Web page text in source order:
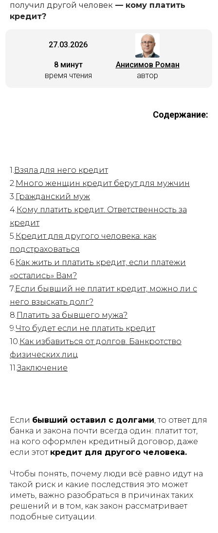
получил другой человек — кому платить
кредит?
8 минут
27.03.2026
время чтения автор
Анисимов Роман
Содержание:
1. Взяла для него кредит
2.Много женщин кредит берут для мужчин
3.Гражданский муж
4.Кому платить кредит. Ответственность за
кредит
5.Кредит для другого человека: как
подстраховаться
6.Как жить и платить кредит, если платежи
«остались» Вам?
7.Если бывший не платит кредит, можно ли с
него взыскать долг?
8.Платить за бывшего мужа?
9.Что будет если не платить кредит
10.Как избавиться от долгов. Банкротство
физических лиц
11.Заключение
Если бывший оставил с долгами, то ответ для
банка и закона почти всегда один: платит тот,
на кого оформлен кредитный договор, даже
если этот кредит для другого человека.
Чтобы понять, почему люди всё равно идут на
такой риск и какие последствия это может
иметь, важно разобраться в причинах таких
решений и в том, как закон рассматривает
подобные ситуации.